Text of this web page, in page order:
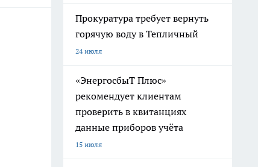
Прокуратура требует вернуть
горячую воду в Тепличный
24 июля
«ЭнергосбыТ Плюс»
рекомендует клиентам
проверить в квитанциях
данные приборов учёта
15 июля